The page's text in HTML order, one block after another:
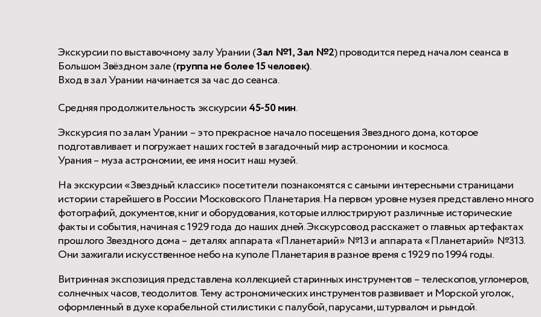
Экскурсии по выставочному залу Урании (Зал №1, Зал №2) проводится перед началом сеанса в
Большом Звёздном зале (группа не более 15 человек).
Вход в зал Урании начинается за час до сеанса.
Средняя продолжительность экскурсии45-50 мин.
Экскурсия по залам Урании – это прекрасное начало посещения Звездного дома, которое
подготавливает и погружает наших гостей в загадочный мир астрономии и космоса.
Урания – муза астрономии, ее имя носит наш музей.
На экскурсии «Звездный классик» посетители познакомятся с самыми интересными страницами
истории старейшего в России Московского Планетария. На первом уровне музея представлено много
фотографий, документов, книг и оборудования, которые иллюстрируют различные исторические
факты и события, начиная с 1929 года до наших дней. Экскурсовод расскажет о главных артефактах
прошлого Звездного дома – деталях аппарата «Планетарий» №13 и аппарата «Планетарий» №313.
Они зажигали искусственное небо на куполе Планетария в разное время с 1929 по 1994 годы.
Витринная экспозиция представлена коллекцией старинных инструментов – телескопов, угломеров,
солнечных часов, теодолитов. Тему астрономических инструментов развивает и Морской уголок,
оформленный в духе корабельной стилистики с палубой, парусами, штурвалом и рындой.